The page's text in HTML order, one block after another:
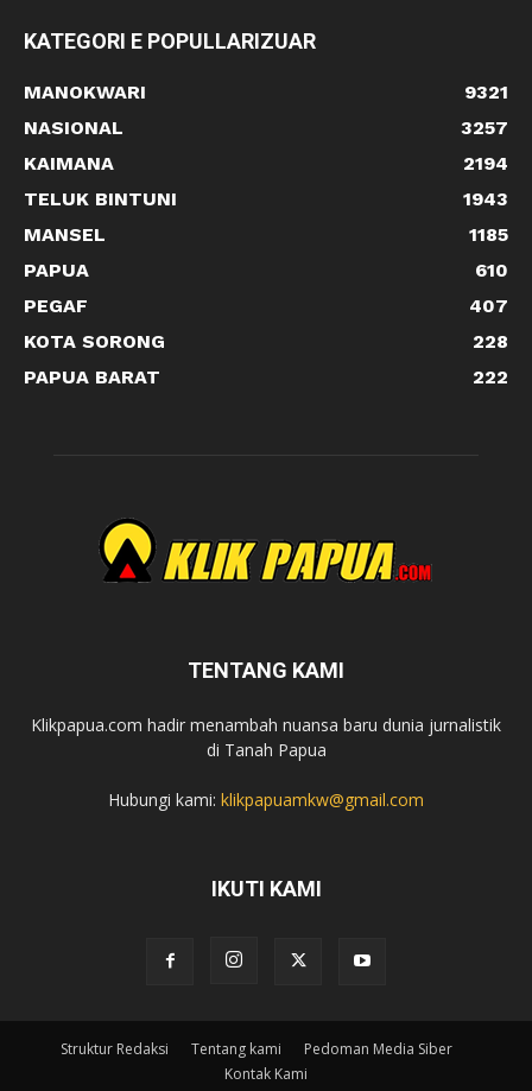
KATEGORI E POPULLARIZUAR
MANOKWARI
9321
NASIONAL
3257
KAIMANA
2194
TELUK BINTUNI
1943
MANSEL
1185
PAPUA
610
PEGAF
407
KOTA SORONG
228
PAPUA BARAT
222
TENTANG KAMI
Klikpapua.com hadir menambah nuansa baru dunia jurnalistik
di Tanah Papua
Hubungi kami: klikpapuamkw@gmail.com
IKUTI KAMI
Struktur Redaksi Tentang kami
Pedoman Media Siber
Kontak Kami